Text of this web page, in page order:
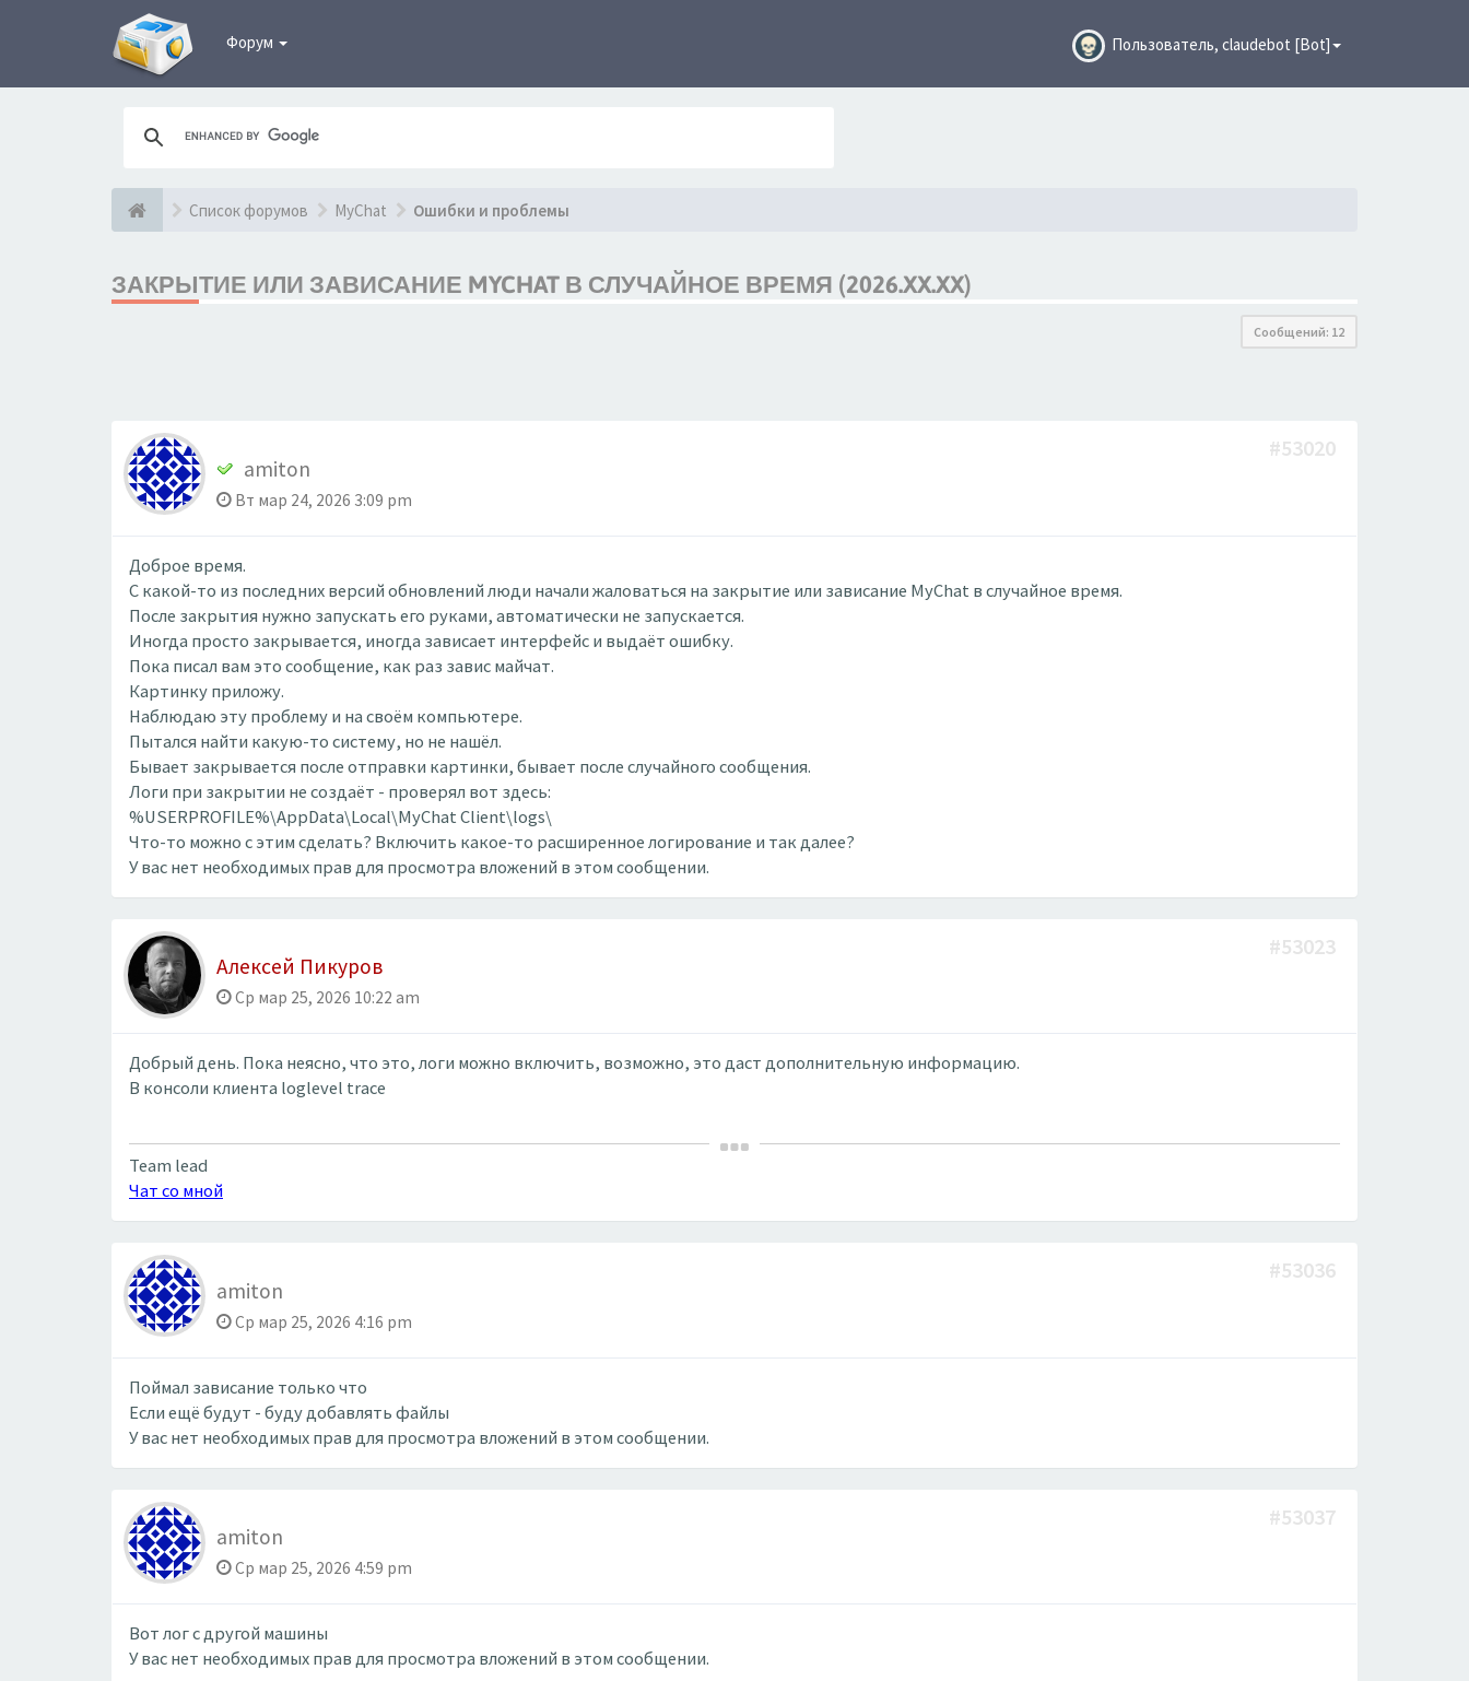
Форум Пользователь, claudebot [Bot]
Список форумов MyChat Ошибки и проблемы
ЗАКРЫТИЕ ИЛИ ЗАВИСАНИЕ MYCHAT В СЛУЧАЙНОЕ ВРЕМЯ (2026.XX.XX)
Сообщений: 12
amiton
Вт мар 24, 2026 3:09 pm
#53020
Доброе время.
С какой-то из последних версий обновлений люди начали жаловаться на закрытие или зависание MyChat в случайное время.
После закрытия нужно запускать его руками, автоматически не запускается.
Иногда просто закрывается, иногда зависает интерфейс и выдаёт ошибку.
Пока писал вам это сообщение, как раз завис майчат.
Картинку приложу.
Наблюдаю эту проблему и на своём компьютере.
Пытался найти какую-то систему, но не нашёл.
Бывает закрывается после отправки картинки, бывает после случайного сообщения.
Логи при закрытии не создаёт - проверял вот здесь:
%USERPROFILE%\AppData\Local\MyChat Client\logs\
Что-то можно с этим сделать? Включить какое-то расширенное логирование и так далее?
У вас нет необходимых прав для просмотра вложений в этом сообщении.
Алексей Пикуров
Ср мар 25, 2026 10:22 am
#53023
Добрый день. Пока неясно, что это, логи можно включить, возможно, это даст дополнительную информацию.
В консоли клиента loglevel trace
Team lead
Чат со мной
amiton
Ср мар 25, 2026 4:16 pm
#53036
Поймал зависание только что
Если ещё будут - буду добавлять файлы
У вас нет необходимых прав для просмотра вложений в этом сообщении.
amiton
Ср мар 25, 2026 4:59 pm
#53037
Вот лог с другой машины
У вас нет необходимых прав для просмотра вложений в этом сообщении.